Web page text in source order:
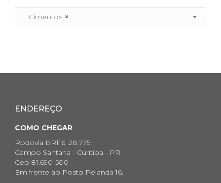
×
Cimentos
ENDEREÇO
COMO CHEGAR
Rodovia BR116, 28.775
Campo Santana - Curitiba - PR
Cep 81.690-500
Em frente ao Posto Pelanda 16.